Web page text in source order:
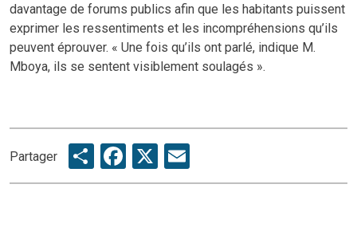
davantage de forums publics afin que les habitants puissent
exprimer les ressentiments et les incompréhensions qu’ils
peuvent éprouver. « Une fois qu’ils ont parlé, indique M.
Mboya, ils se sentent visiblement soulagés ».
Partager ShareFacebook
X